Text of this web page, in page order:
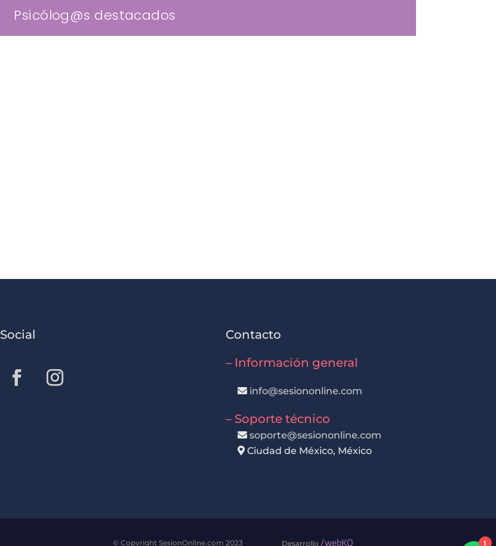
Psicólog@s destacados
Social
Contacto
– Información general
info@sesiononline.com
– Soporte técnico
soporte@sesiononline.com
Ciudad de México, México
© Copyright SesionOnline.com 2023 Desarrollo /webKO 1